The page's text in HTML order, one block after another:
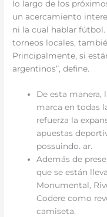
lo largo de los
un acercamiento
ni la cual hablar
torneos locales,
Principalmente, si
argentinos”, define.
De esta manera,
marca en todas
refuerza la
apuestas
possuindo. ar.
Además de
que se están
Monumental,
Codere como
camiseta.